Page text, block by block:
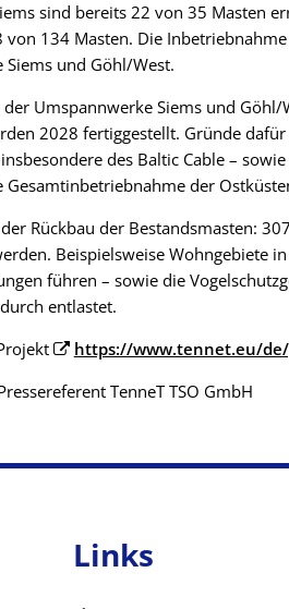
sind bereits 22 von 35 Masten
von 134 Masten. Die
und Göhl/West.
Umspannwerke Siems und
2028 fertiggestellt. Gründe
des Baltic Cable –
Gesamtinbetriebnahme der
Rückbau der Bestandsmasten:
Beispielsweise Wohngebiete
führen – sowie die
entlastet.
https://www.tennet.eu/
TenneT TSO GmbH
Links